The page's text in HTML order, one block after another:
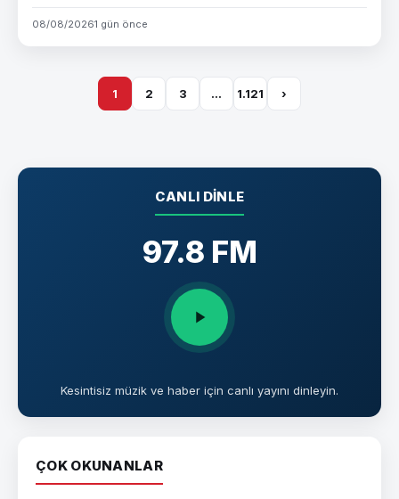
08/08/20261 gün önce
1 2 3 … 1.121 ›
CANLI DINLE
97.8 FM
Kesintisiz müzik ve haber için canlı yayını dinleyin.
ÇOK OKUNANLAR